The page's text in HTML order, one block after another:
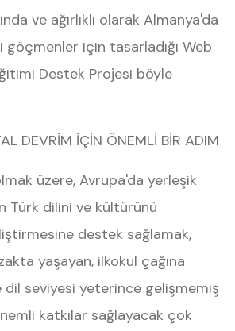
ve ağırlıklı olarak Almanya'da
göçmenler için tasarladığı Web
Destek Projesi böyle
DEVRİM İÇİN ÖNEMLİ BİR ADIM
üzere, Avrupa'da yerleşik
Türk dilini ve kültürünü
destek sağlamak,
yaşayan, ilkokul çağına
dil seviyesi yeterince gelişmemiş
katkılar sağlayacak çok